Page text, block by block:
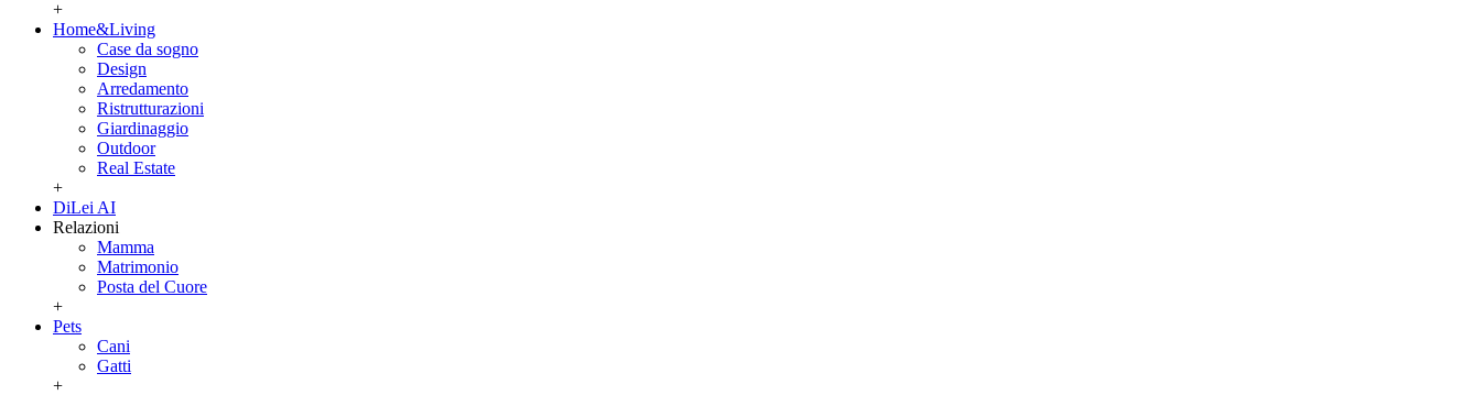
+
Home&Living
Case da sogno
Design
Arredamento
Ristrutturazioni
Giardinaggio
Outdoor
Real Estate
+
DiLei AI
Relazioni
Mamma
Matrimonio
Posta del Cuore
+
Pets
Cani
Gatti
+